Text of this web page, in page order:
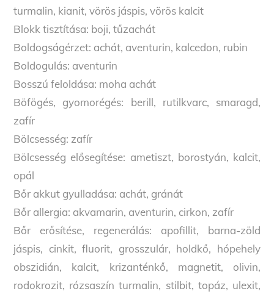
turmalin, kianit, vörös jáspis, vörös kalcit
Blokk tisztítása: boji, tűzachát
Boldogságérzet: achát, aventurin, kalcedon, rubin
Boldogulás: aventurin
Bosszú feloldása: moha achát
Böfögés, gyomorégés: berill, rutilkvarc, smaragd,
zafír
Bölcsesség: zafír
Bölcsesség elősegítése: ametiszt, borostyán, kalcit,
opál
Bőr akkut gyulladása: achát, gránát
Bőr allergia: akvamarin, aventurin, cirkon, zafír
Bőr erősítése, regenerálás: apofillit, barna-zöld
jáspis, cinkit, fluorit, grosszulár, holdkő, hópehely
obszidián, kalcit, krizanténkő, magnetit, olivin,
rodokrozit, rózsaszín turmalin, stilbit, topáz, ulexit,